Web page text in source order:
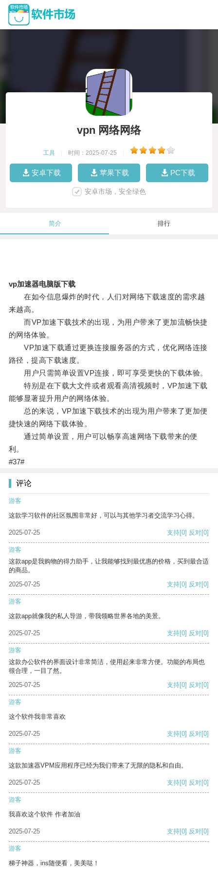
vpn 网络网络
工具 时间：2025-07-25
安卓下载 苹果下载 PC下载
安卓市场，安全绿色
简介 排行
vp加速器电脑版下载
在如今信息爆炸的时代，人们对网络下载速度的需求越
来越高。
而VP加速下载技术的出现，为用户带来了更加流畅快捷
的网络体验。
VP加速下载通过更换连接服务器的方式，优化网络连接
路径，提高下载速度。
用户只需简单设置VP连接，即可享受更快的下载体验。
特别是在下载大文件或者观看高清视频时，VP加速下载
能够显著提升用户的网络体验。
总的来说，VP加速下载技术的出现为用户带来了更加便
捷快速的网络下载体验。
通过简单设置，用户可以畅享高速网络下载带来的便
利。
#37#
评论
游客
这款学习软件的社区氛围非常好，可以与其他学习者交流学习心得。
2025-07-25 支持[0] 反对[0]
游客
这款app是我购物的得力助手，让我能够找到最优惠的价格，买到最合适
的商品。
2025-07-25
支持[0] 反对[0]
游客
这款app就像我的私人导游，带我领略世界各地的美景。
2025-07-25 支持[0] 反对[0]
游客
这款办公软件的界面设计非常简洁，使用起来非常方便。功能的布局也
很合理，一目了然。
2025-07-25
支持[0] 反对[0]
游客
这个软件我非常喜欢
2025-07-25 支持[0] 反对[0]
游客
这款加速器VPM应用程序已经为我们带来了无限的隐私和自由。
2025-07-25 支持[0] 反对[0]
游客
我喜欢这个软件 作者加油
2025-07-25 支持[0] 反对[0]
游客
梯子神器，ins随便看，美美哒！